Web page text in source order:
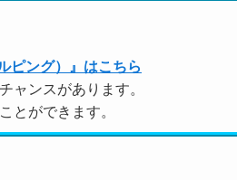
ピング）』はこちら
ャンスがあります。
とができます。